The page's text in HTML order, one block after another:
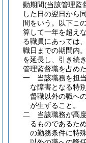
動期間(当該管理監
した日の翌日から
間をいう。以下こ
算して一年を超え
る職員にあっては
職日までの期間内。
を延長し、引き続
管理監督職を占め
一
当該職務を担
な障害となる特
督職以外の職へ
が生ずること。
二
当該職務が高
るものであるた
の勤務条件に特